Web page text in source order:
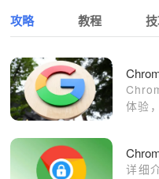
攻略 教程
体验
详细